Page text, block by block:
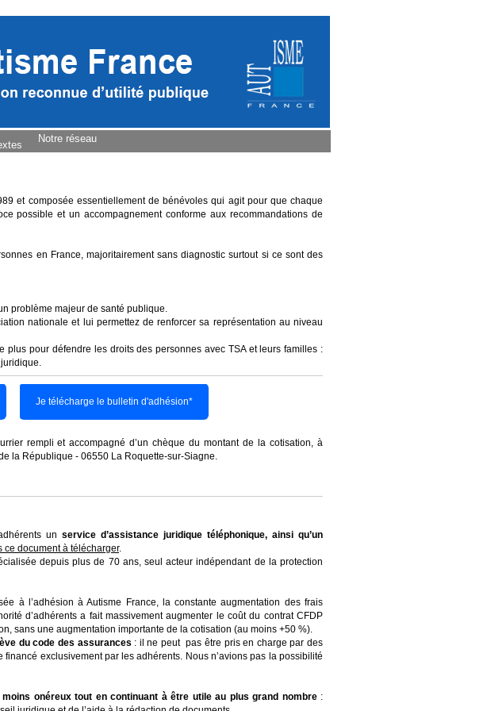
Notre réseau
et composée essentiellement de bénévoles qui agit pour que chaque
possible et un accompagnement conforme aux recommandations de
en France, majoritairement sans diagnostic surtout si ce sont des
problème majeur de santé publique.
nationale et lui permettez de renforcer sa représentation au niveau
plus pour défendre les droits des personnes avec TSA et leurs familles :
Je télécharge le bulletin d'adhésion*
rempli et accompagné d’un chèque du montant de la cotisation, à
la République - 06550 La Roquette-sur-Siagne.
unservice d’assistance juridique téléphonique, ainsi qu’un
ce document à télécharger.
depuis plus de 70 ans, seul acteur indépendant de la protection
à l’adhésion à Autisme France, la constante augmentation des frais
d’adhérents a fait massivement augmenter le coût du contrat CFDP
sans une augmentation importante de la cotisation (au moins +50 %).
du code des assurances : il ne peut pas être pris en charge par des
exclusivement par les adhérents. Nous n’avions pas la possibilité
onéreux tout en continuant à être utile au plus grand nombre: